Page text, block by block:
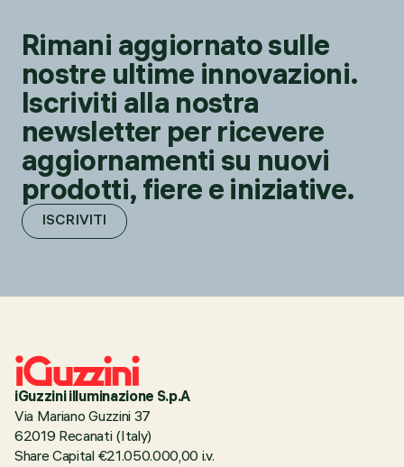
Rimani aggiornato sulle
nostre ultime innovazioni.
Iscriviti alla nostra
newsletter per ricevere
aggiornamenti su nuovi
prodotti, fiere e iniziative.
ISCRIVITI
iGuzzini illuminazione S.p.A
Via Mariano Guzzini 37
62019 Recanati (Italy)
Share Capital €21.050.000,00 i.v.